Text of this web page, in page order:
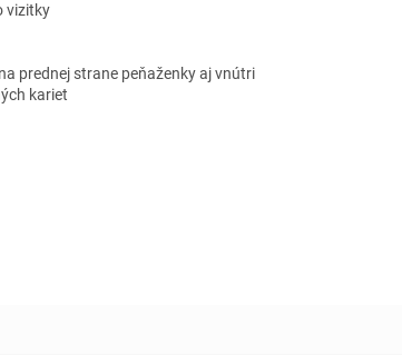
vizitky
prednej strane peňaženky aj vnútri
kariet